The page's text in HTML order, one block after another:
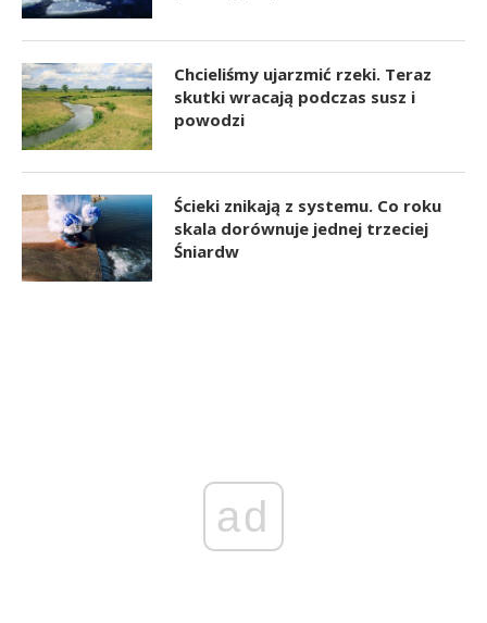
Chcieliśmy ujarzmić rzeki. Teraz
skutki wracają podczas susz i
powodzi
Ścieki znikają z systemu. Co roku
skala dorównuje jednej trzeciej
Śniardw
ad